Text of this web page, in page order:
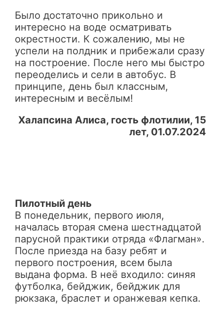
Было достаточно прикольно и
интересно на воде осматривать
окрестности. К сожалению, мы не
успели на полдник и прибежали сразу
на построение. После него мы быстро
переоделись и сели в автобус. В
принципе, день был классным,
интересным и весёлым!
Халапсина Алиса, гость флотилии, 15
лет, 01.07.2024
Пилотный день
В понедельник, первого июля,
началась вторая смена шестнадцатой
парусной практики отряда «Флагман».
После приезда на базу ребят и
первого построения, всем была
выдана форма. В неё входило: синяя
футболка, бейджик, бейджик для
рюкзака, браслет и оранжевая кепка.